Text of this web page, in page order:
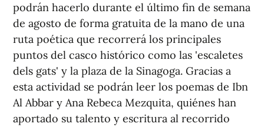
podrán hacerlo durante el último fin de semana
de agosto de forma gratuita de la mano de una
ruta poética que recorrerá los principales
puntos del casco histórico como las 'escaletes
dels gats' y la plaza de la Sinagoga. Gracias a
esta actividad se podrán leer los poemas de Ibn
Al Abbar y Ana Rebeca Mezquita, quiénes han
aportado su talento y escritura al recorrido